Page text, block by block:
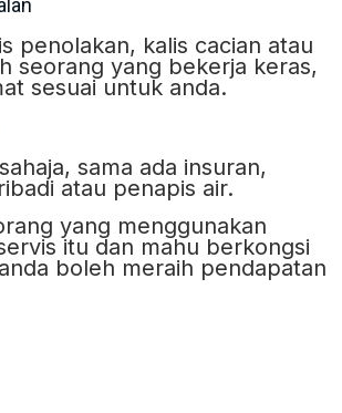
penolakan, kalis cacian atau
seorang yang bekerja keras,
sesuai untuk anda.
sama ada insuran,
atau penapis air.
yang menggunakan
itu dan mahu berkongsi
boleh meraih pendapatan